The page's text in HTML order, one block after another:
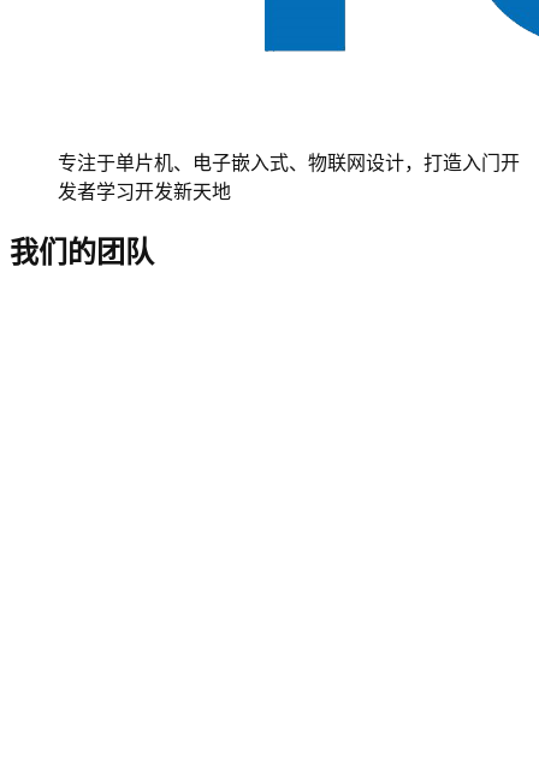
专注于单片机、电子嵌入式、物联网设计，打造入门开
发者学习开发新天地
我们的团队